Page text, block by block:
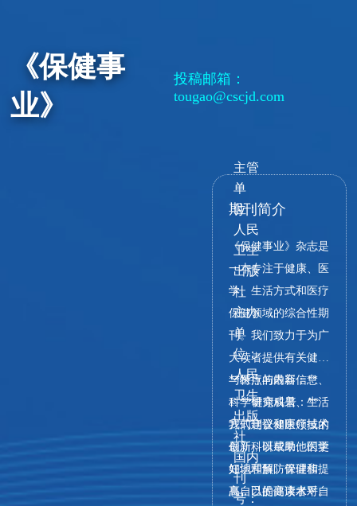
《保健事
业》
投稿邮箱：
tougao@cscjd.com
主管
单
位：
人民
卫生
出版
社
主办
单
位：
人民
卫生
出版
社
国内
刊
号：
期刊简介
《保健事业》杂志是
一本专注于健康、医
学、生活方式和医疗
保健领域的综合性期
刊。我们致力于为广
大读者提供有关健康
与医疗的最新信息、
科学研究成果、生活
方式建议和医疗技术
创新，以帮助他们更
好地理解、管理和提
高自己的健康水平。
**特点与内容：**
1. **健康科普：**
我们刊登健康领域的
最新科研成果、医学
知识和预防保健信
息，以提高读者对自